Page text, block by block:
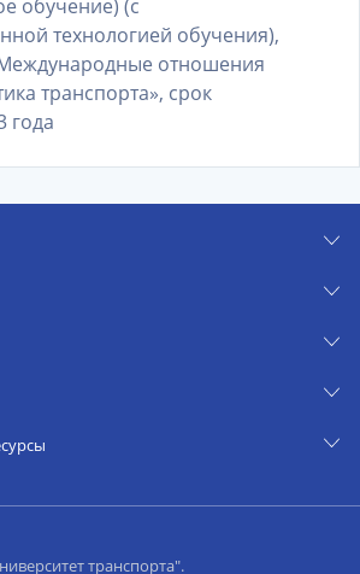
обучение) (с
технологией обучения),
отношения
транспорта», срок
года
транспорта".